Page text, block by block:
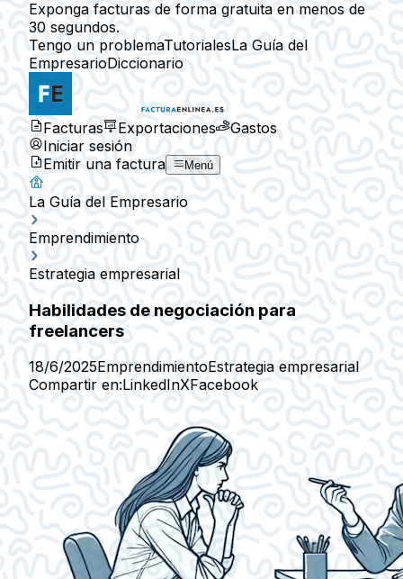
Exponga facturas de forma gratuita en menos de
30 segundos.
Tengo un problemaTutorialesLa Guía del
EmpresarioDiccionario
Facturas Exportaciones
Gastos
Iniciar sesión
Emitir una factura
Menú
La Guía del Empresario
Emprendimiento
Estrategia empresarial
Habilidades de negociación para
freelancers
18/6/2025EmprendimientoEstrategia empresarial
Compartir en:LinkedInXFacebook